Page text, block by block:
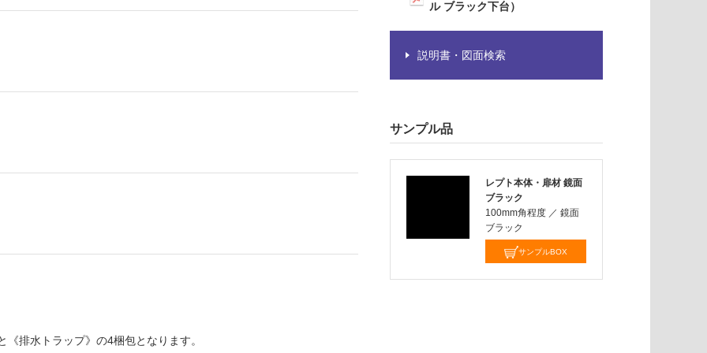
排水トラップ》の4梱包となります。
ル ブラック下台）
説明書・図面検索
サンプル品
レプト本体・扉材 鏡面
ブラック
100mm角程度 ／ 鏡面
ブラック
サンプルBOX